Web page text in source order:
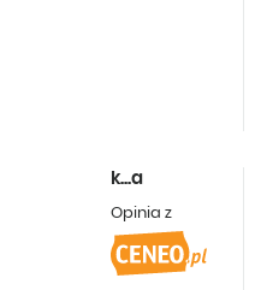
k...a
Opinia z